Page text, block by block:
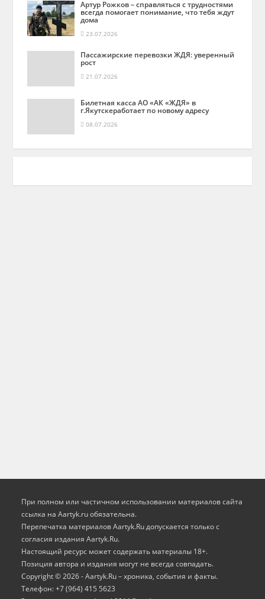
Артур Рожков – справляться с трудностями
всегда помогает понимание, что тебя ждут
дома
23.07.2026
Пассажирские перевозки ЖДЯ: уверенный
рост
21.07.2026
Билетная касса АО «АК «ЖДЯ» в
г.Якутскеработает по новому адресу
08.07.2026
При полном или частичном использовании материалов сайта
ссылка на Aartyk.ru oбязательна.
Перепечатка материалов Aartyk.Ru допускается только с
согласия издания Aartyk.Ru.
Настоящий ресурс может содержать материалы 18+.
Позиция автора и издания могут не всегда совпадать.
Copyright © 2026 - Aartyk.Ru – хроника, события и факты.
Телефон: +7 (964) 415 5623